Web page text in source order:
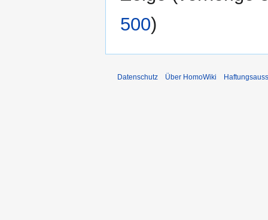
500)
Datenschutz Über HomoWiki